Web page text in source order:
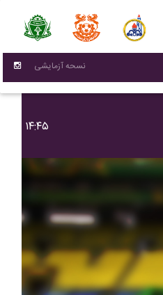
نسحه آزمایشی
۱۴:۴۵